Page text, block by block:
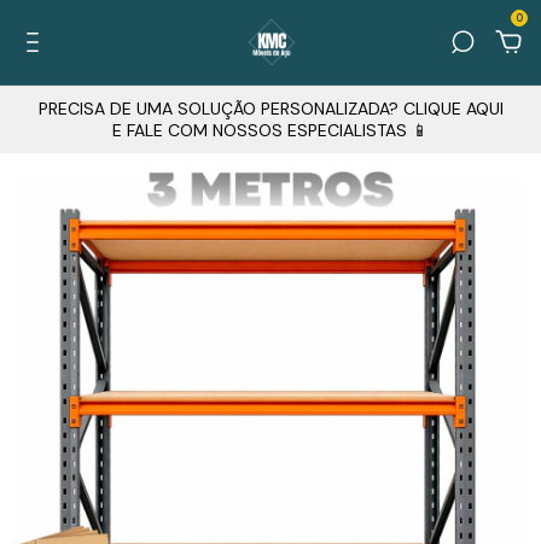
0
PRECISA DE UMA SOLUÇÃO PERSONALIZADA? CLIQUE AQUI
E FALE COM NOSSOS ESPECIALISTAS 📱